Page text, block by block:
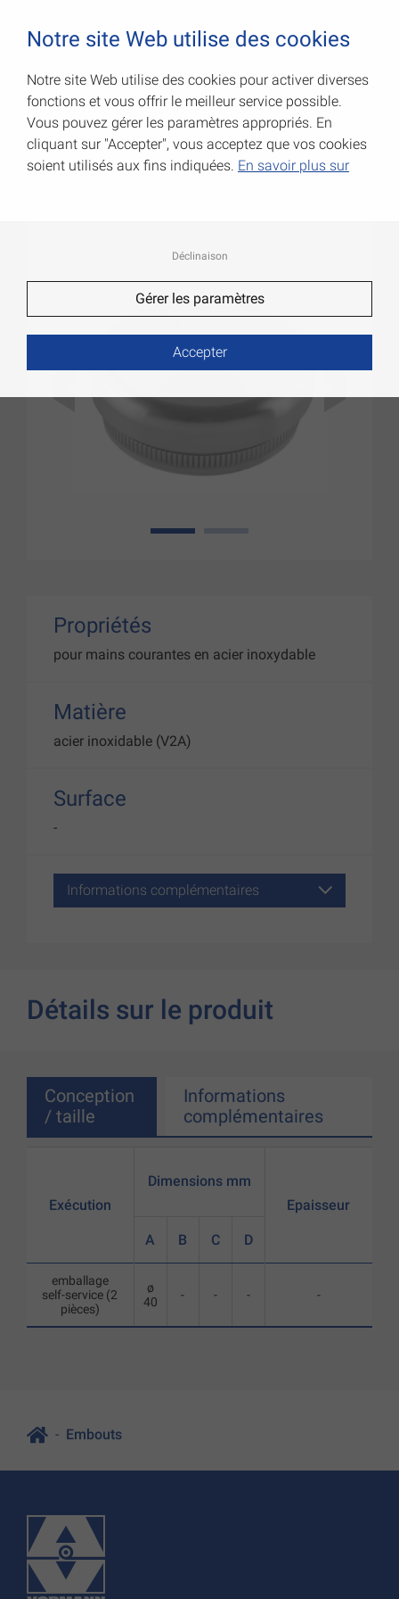
Embouts
Code Art.: 006009043RF
1
Propriétés
pour mains courantes en acier inoxydable
Matière
acier inoxidable (V2A)
Surface
-
Informations complémentaires
Détails sur le produit
Conception
/ taille
Informations
complémentaires
Exécution
emballage
self-service (2
pièces)
Dimensions mm
A B C D
ø
40
- - -
Epaisseur
-
Embouts
Notre site Web utilise des cookies
Notre site Web utilise des cookies pour activer diverses
fonctions et vous offrir le meilleur service possible.
Vous pouvez gérer les paramètres appropriés. En
cliquant sur "Accepter", vous acceptez que vos cookies
soient utilisés aux fins indiquées. En savoir plus sur
Déclinaison
Gérer les paramètres
Accepter